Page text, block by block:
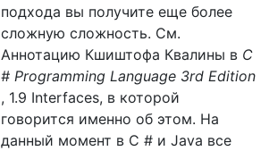
подхода вы получите еще более
сложную сложность. См.
Аннотацию Кшиштофа Квалины в C
# Programming Language 3rd Edition
, 1.9 Interfaces, в которой
говорится именно об этом. На
данный момент в C # и Java все